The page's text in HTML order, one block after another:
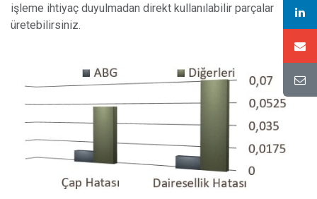
işleme ihtiyaç duyulmadan direkt kullanılabilir parçalar
üretebilirsiniz.